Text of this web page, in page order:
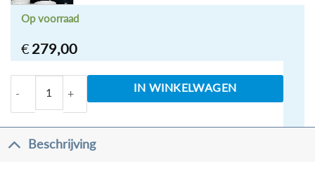
€ 279,00
Op voorraad
WB Ambi One Led condensvrije spiegel 60x60 aantal
IN WINKELWAGEN
Beschrijving